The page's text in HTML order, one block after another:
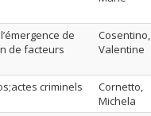
de
de facteurs
Cosentino,
Valentine
criminels
Cornetto,
Michela